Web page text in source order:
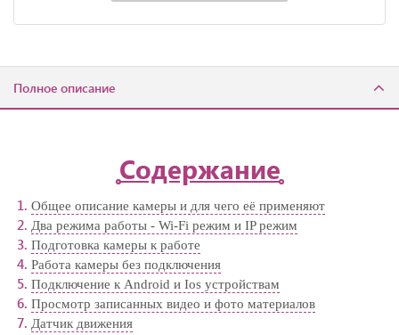
Полное описание
Содержание
Общее описание камеры и для чего её применяют
Два режима работы - Wi-Fi режим и IP режим
Подготовка камеры к работе
Работа камеры без подключения
Подключение к Android и Ios устройствам
Просмотр записанных видео и фото материалов
Датчик движения